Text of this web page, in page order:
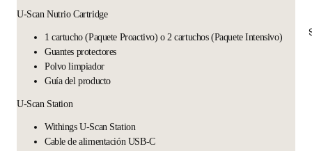
U-Scan Nutrio Cartridge
1 cartucho (Paquete Proactivo) o 2 cartuchos (Paquete Intensivo)
Guantes protectores
Polvo limpiador
Guía del producto
U-Scan Station
Withings U-Scan Station
Cable de alimentación USB-C